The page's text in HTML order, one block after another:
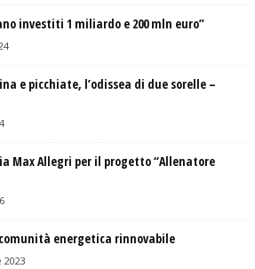
investiti 1 miliardo e 200 mln euro”
e picchiate, l’odissea di due sorelle –
Max Allegri per il progetto “Allenatore
energetica rinnovabile